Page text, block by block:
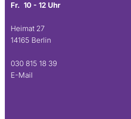
Fr. 10 - 12 Uhr
Heimat 27
14165 Berlin
030 815 18 39
E-Mail